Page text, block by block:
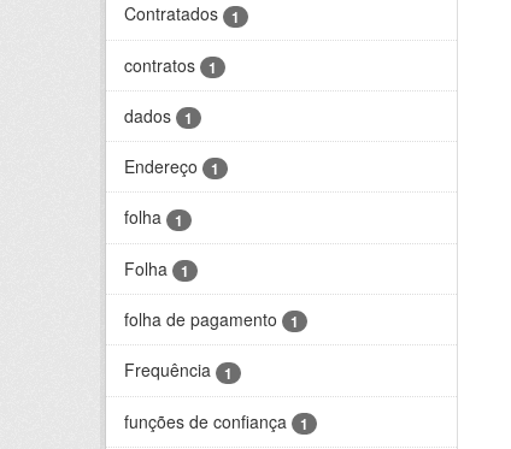
Contratados 1
contratos 1
dados 1
Endereço 1
folha 1
Folha 1
folha de pagamento 1
Frequência 1
funções de confiança 1